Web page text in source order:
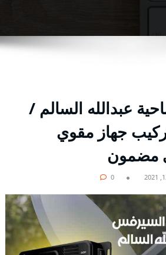
عبدالله السالم /
/ تركيب جهاز مقوي
مضمون
0